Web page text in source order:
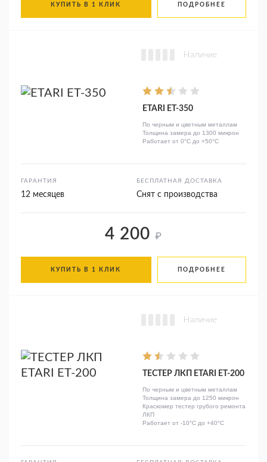
КУПИТЬ В 1 КЛИК ПОДРОБНЕЕ
Наличие
ETARI ET-350
По черным и цветным металлам
Толщина замера до 1300 микрон
Работает от 0°C до +50°C
ГАРАНТИЯ
12 месяцев
БЕСПЛАТНАЯ ДОСТАВКА
Снят с производства
4 200 ₽
КУПИТЬ В 1 КЛИК ПОДРОБНЕЕ
Наличие
ТЕСТЕР ЛКП ETARI ET-200
По черным и цветным металлам
Толщина замера до 1250 микрон
Краскомер тестер грубого ремонта
ЛКП
Работает от -10°C до +40°C